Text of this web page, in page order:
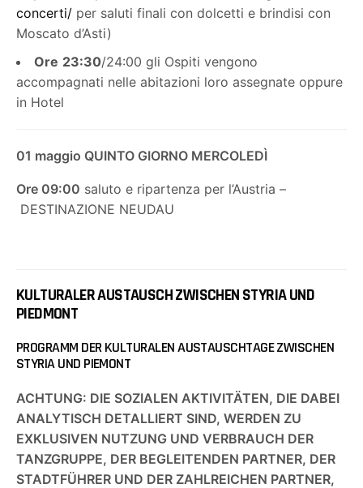
concerti/ per saluti finali con dolcetti e brindisi con
Moscato d’Asti)
Ore 23:30/24:00 gli Ospiti vengono
accompagnati nelle abitazioni loro assegnate oppure
in Hotel
01 maggio QUINTO GIORNO MERCOLEDÌ
Ore 09:00 saluto e ripartenza per l’Austria –
DESTINAZIONE NEUDAU
KULTURALER AUSTAUSCH ZWISCHEN STYRIA UND
PIEDMONT
PROGRAMM DER KULTURALEN AUSTAUSCHTAGE ZWISCHEN
STYRIA UND PIEMONT
ACHTUNG: DIE SOZIALEN AKTIVITÄTEN, DIE DABEI
ANALYTISCH DETALLIERT SIND, WERDEN ZU
EXKLUSIVEN NUTZUNG UND VERBRAUCH DER
TANZGRUPPE, DER BEGLEITENDEN PARTNER, DER
STADTFÜHRER UND DER ZAHLREICHEN PARTNER,